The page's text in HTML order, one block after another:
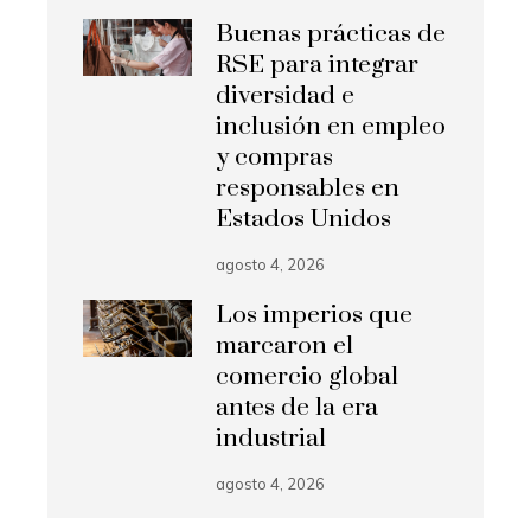
Buenas prácticas de
RSE para integrar
diversidad e
inclusión en empleo
y compras
responsables en
Estados Unidos
agosto 4, 2026
Los imperios que
marcaron el
comercio global
antes de la era
industrial
agosto 4, 2026